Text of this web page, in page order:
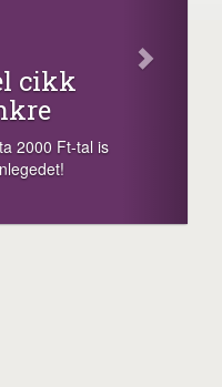
cikk
2000 Ft-tal is